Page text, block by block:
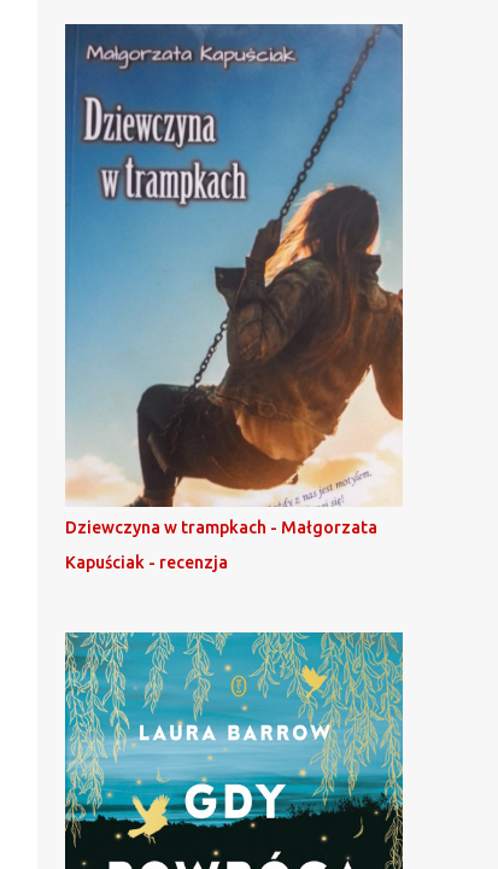
Dziewczyna w trampkach - Małgorzata
Kapuściak - recenzja